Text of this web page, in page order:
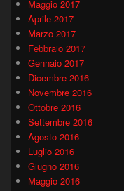
Maggio 2017
Aprile 2017
Marzo 2017
Febbraio 2017
Gennaio 2017
Dicembre 2016
Novembre 2016
Ottobre 2016
Settembre 2016
Agosto 2016
Luglio 2016
Giugno 2016
Maggio 2016